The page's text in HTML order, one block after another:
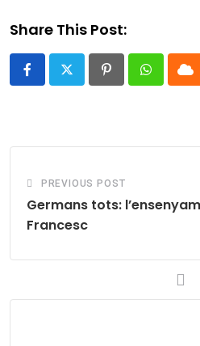
Share This Post:
PinterestWhatsapp
PREVIOUS POST
Germans tots:
Francesc